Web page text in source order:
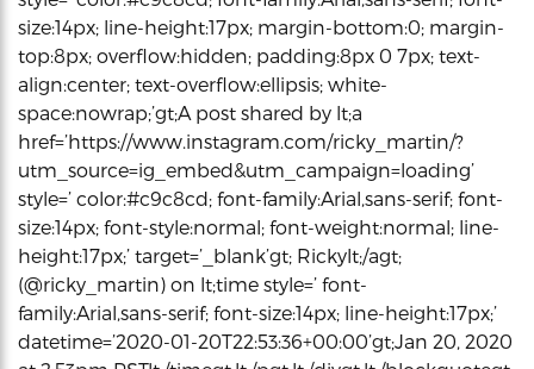
size:14px; line-height:17px; margin-bottom:0; margin-
top:8px; overflow:hidden; padding:8px 0 7px; text-
align:center; text-overflow:ellipsis; white-
space:nowrap;’gt;A post shared by lt;a
href=’https://www.instagram.com/ricky_martin/?
utm_source=ig_embed&utm_campaign=loading’
style=’ color:#c9c8cd; font-family:Arial,sans-serif; font-
size:14px; font-style:normal; font-weight:normal; line-
height:17px;’ target=’_blank’gt; Rickylt;/agt;
(@ricky_martin) on lt;time style=’ font-
family:Arial,sans-serif; font-size:14px; line-height:17px;’
datetime=’2020-01-20T22:53:36+00:00’gt;Jan 20, 2020